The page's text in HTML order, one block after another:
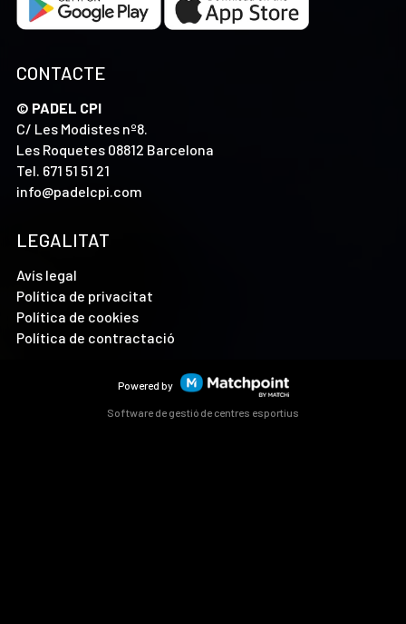
CONTACTE
© PADEL CPI
C/ Les Modistes nº8.
Les Roquetes 08812 Barcelona
Tel. 671 51 51 21
info@padelcpi.com
LEGALITAT
Avís legal
Política de privacitat
Política de cookies
Política de contractació
Powered by
Software de gestió de centres esportius